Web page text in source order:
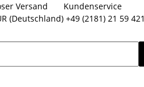
Kundenservice
+49 (2181) 21 59 421
Versand
(Deutschland)